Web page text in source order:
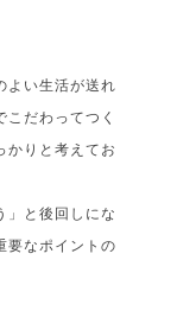
よい生活が送れ
だわってつく
かりと考えてお
」と後回しにな
要なポイントの